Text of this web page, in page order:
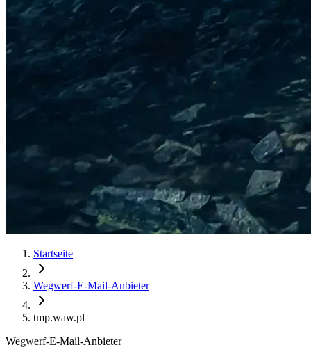
Startseite
Wegwerf-E-Mail-Anbieter
tmp.waw.pl
Wegwerf-E-Mail-Anbieter